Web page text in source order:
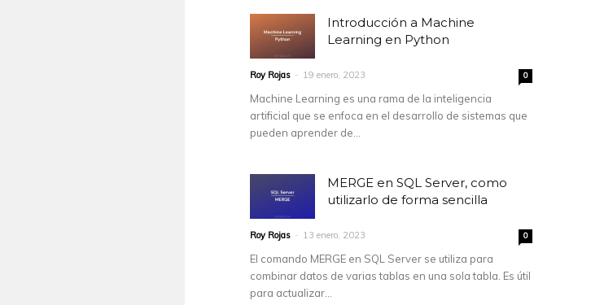
Introducción a Machine
Learning en Python
Roy Rojas - 19 enero, 2023 0
Machine Learning es una rama de la inteligencia
artificial que se enfoca en el desarrollo de sistemas que
pueden aprender de...
MERGE en SQL Server, como
utilizarlo de forma sencilla
Roy Rojas - 13 enero, 2023 0
El comando MERGE en SQL Server se utiliza para
combinar datos de varias tablas en una sola tabla. Es útil
para actualizar...